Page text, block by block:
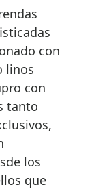
con
linos
con
tanto
los
que